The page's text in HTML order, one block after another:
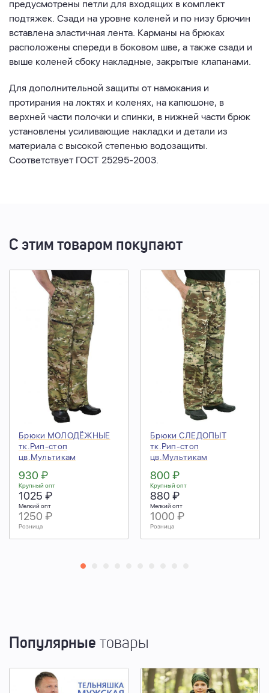
предусмотрены петли для входящих в комплект
подтяжек. Сзади на уровне коленей и по низу брючин
вставлена эластичная лента. Карманы на брюках
расположены спереди в боковом шве, а также сзади и
выше коленей сбоку накладные, закрытые клапанами.
Для дополнительной защиты от намокания и
протирания на локтях и коленях, на капюшоне, в
верхней части полочки и спинки, в нижней части брюк
установлены усиливающие накладки и детали из
материала с высокой степенью водозащиты.
Соответствует ГОСТ 25295-2003.
С этим товаром покупают
Брюки МОЛОДЁЖНЫЕ
тк.Рип-стоп
цв.Мультикам
930 ₽
Крупный опт
1025 ₽
Мелкий опт
1250 ₽
Розница
Брюки СЛЕДОПЫТ
тк.Рип-стоп
цв.Мультикам
800 ₽
Крупный опт
880 ₽
Мелкий опт
1000 ₽
Розница
Популярные товары